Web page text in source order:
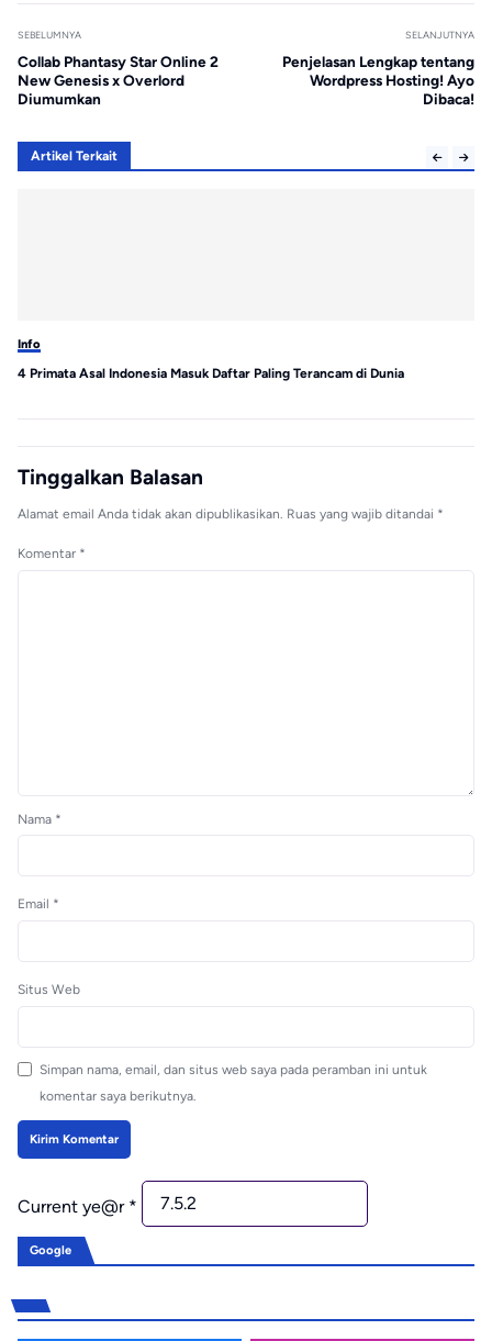
SEBELUMNYA
Collab Phantasy Star Online 2
New Genesis x Overlord
Diumumkan
SELANJUTNYA
Penjelasan Lengkap tentang
Wordpress Hosting! Ayo
Dibaca!
Artikel Terkait
Info
4 Primata Asal Indonesia Masuk Daftar Paling Terancam di Dunia
Tinggalkan Balasan
Alamat email Anda tidak akan dipublikasikan. Ruas yang wajib ditandai *
Komentar *
Nama *
Email *
Situs Web
Simpan nama, email, dan situs web saya pada peramban ini untuk
komentar saya berikutnya.
Current ye@r *
Google